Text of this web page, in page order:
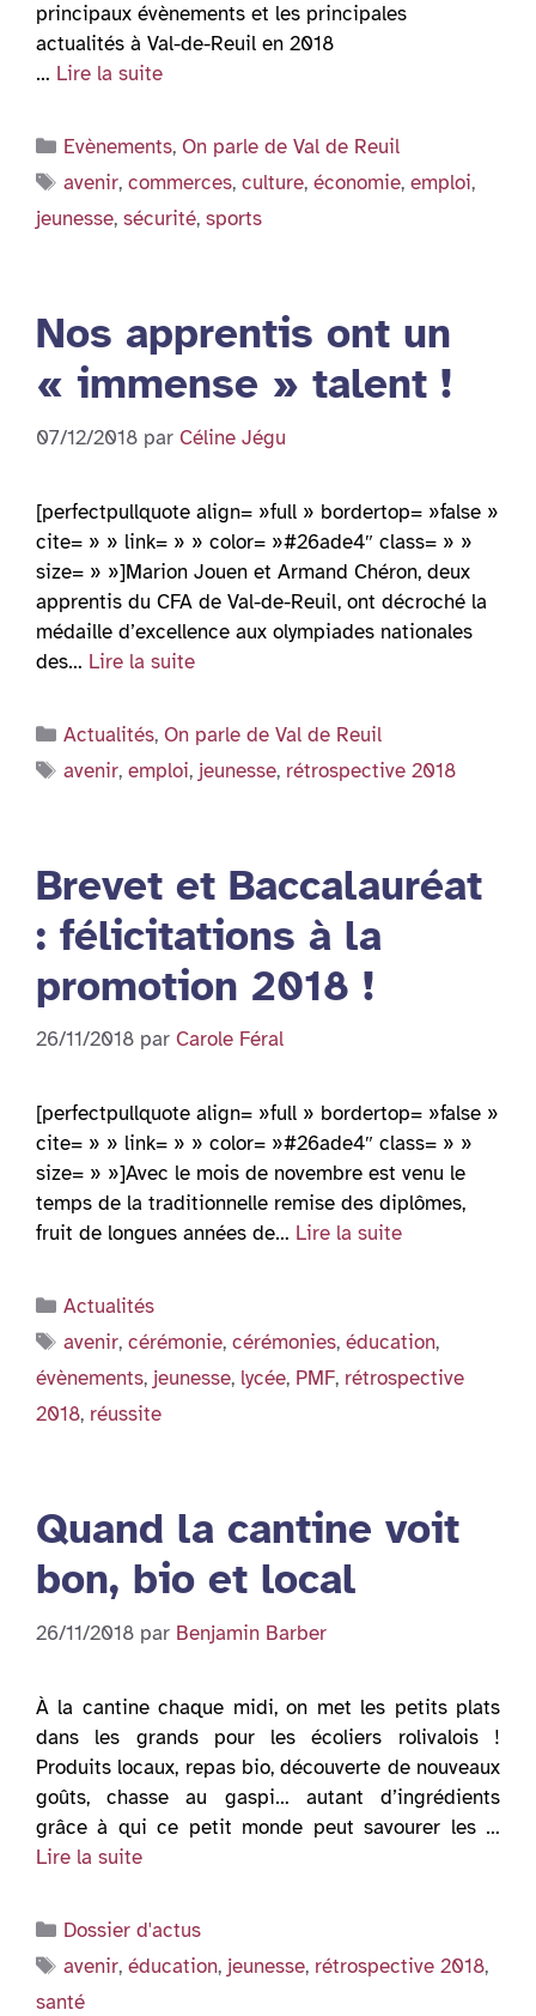
principaux évènements et les principales
actualités à Val-de-Reuil en 2018
… Lire la suite
Catégories
Evènements, On parle de Val de Reuil
Étiquettes
avenir,commerces,culture,économie,emploi,
jeunesse, sécurité, sports
Nos apprentis ont un
« immense » talent !
07/12/2018 par Céline Jégu
[perfectpullquote align= »full » bordertop= »false »
cite= » » link= » » color= »#26ade4″ class= » »
size= » »]Marion Jouen et Armand Chéron, deux
apprentis du CFA de Val-de-Reuil, ont décroché la
médaille d’excellence aux olympiades nationales
des… Lire la suite
Catégories
Actualités, On parle de Val de Reuil
Étiquettes
avenir,emploi, jeunesse, rétrospective 2018
Brevet et Baccalauréat
: félicitations à la
promotion 2018 !
26/11/2018 par Carole Féral
[perfectpullquote align= »full » bordertop= »false »
cite= » » link= » » color= »#26ade4″ class= » »
size= » »]Avec le mois de novembre est venu le
temps de la traditionnelle remise des diplômes,
fruit de longues années de… Lire la suite
Catégories
Actualités
Étiquettes
avenir,cérémonie,cérémonies,éducation,
évènements, jeunesse, lycée, PMF, rétrospective
2018, réussite
Quand la cantine voit
bon, bio et local
26/11/2018 par Benjamin Barber
À la cantine chaque midi, on met les petits plats
dans les grands pour les écoliers rolivalois !
Produits locaux, repas bio, découverte de nouveaux
goûts, chasse au gaspi… autant d’ingrédients
grâce à qui ce petit monde peut savourer les …
Lire la suite
Catégories
Dossier d'actus
Étiquettes
avenir,éducation, jeunesse, rétrospective 2018,
santé